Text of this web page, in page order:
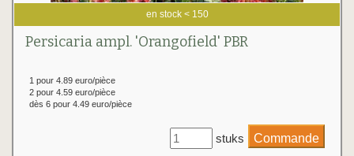
en stock < 150
Persicaria ampl. 'Orangofield' PBR
1 pour 4.89 euro/pièce
2 pour 4.59 euro/pièce
dès 6 pour 4.49 euro/pièce
stuks